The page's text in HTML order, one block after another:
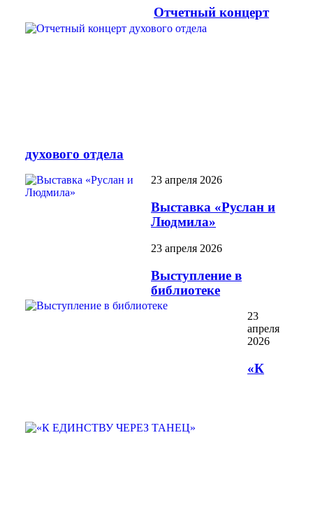
Отчетный концерт
духового отдела
23 апреля 2026
Выставка «Руслан и
Людмила»
23 апреля 2026
Выступление в
библиотеке
23
апреля
2026
«К